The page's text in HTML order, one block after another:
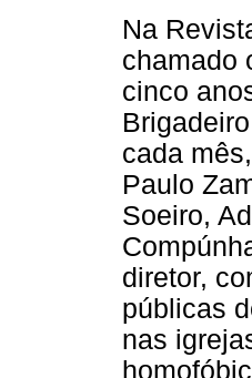
Na
chamado
cinco
cada
Paulo
Soeiro,
diretor,
públicas
nas